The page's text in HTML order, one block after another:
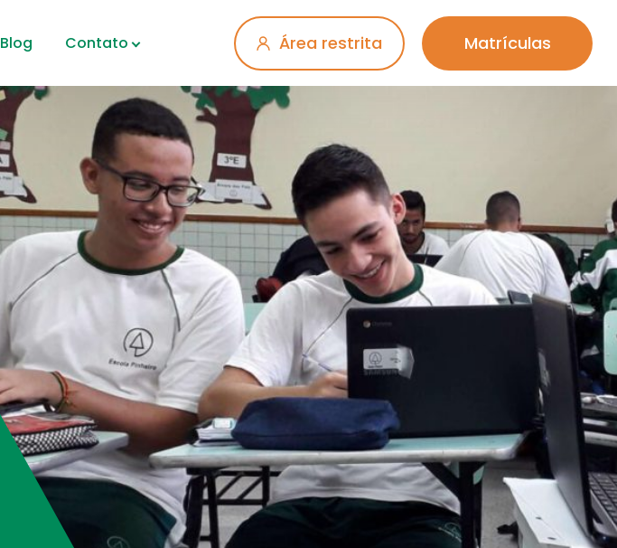
Blog Contato Área restrita Matrículas